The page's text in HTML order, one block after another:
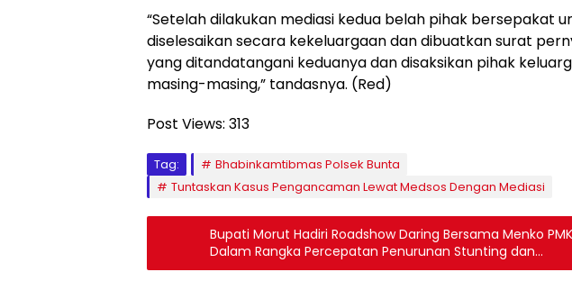
“Setelah dilakukan mediasi kedua belah pihak bersepakat
diselesaikan secara kekeluargaan dan dibuatkan surat
yang ditandatangani keduanya dan disaksikan pihak
masing-masing,” tandasnya. (Red)
Post Views: 313
Tag:
Bhabinkamtibmas Polsek Bunta
Tuntaskan Kasus Pengancaman Lewat Medsos Dengan Mediasi
Bupati Morut Hadiri Roadshow Daring Bersama Menko
Dalam Rangka Percepatan Penurunan Stunting dan
Penghapusan Kemiskinan Ekstrem Kabupaten/Kota